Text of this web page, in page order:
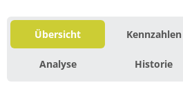
Übersicht Kennzahlen
Analyse Historie